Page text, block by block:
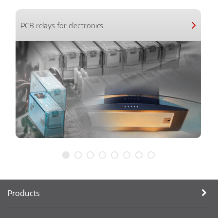
PCB relays for electronics
Products